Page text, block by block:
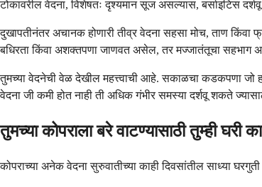
टोकावरील वेदना, विशेषतः दृश्यमान सूज असल्यास, बर्साइटिस
दुखापतीनंतर अचानक होणारी तीव्र वेदना सहसा मोच, ताण
बधिरता किंवा अशक्तपणा जाणवत असेल, तर मज्जातंतूचा सहभाग
तुमच्या वेदनेची वेळ देखील महत्त्वाची आहे. सकाळचा कडकपणा जो
वेदना जी कमी होत नाही ती अधिक गंभीर समस्या दर्शवू शकते
तुमच्या कोपराला बरे वाटण्यासाठी तुम्ही
कोपराच्या अनेक वेदना सुरुवातीच्या काही दिवसांतील साध्या